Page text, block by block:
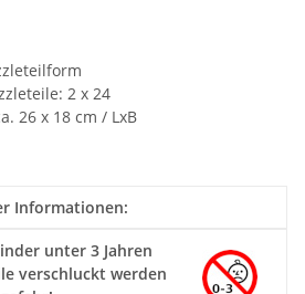
2 x 24
26 x 18 cm / LxB
Informationen:
unter 3 Jahren
verschluckt werden